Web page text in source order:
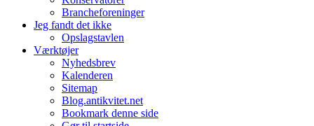
Brancheforeninger
Jeg fandt det ikke
Opslagstavlen
Værktøjer
Nyhedsbrev
Kalenderen
Sitemap
Blog.antikvitet.net
Bookmark denne side